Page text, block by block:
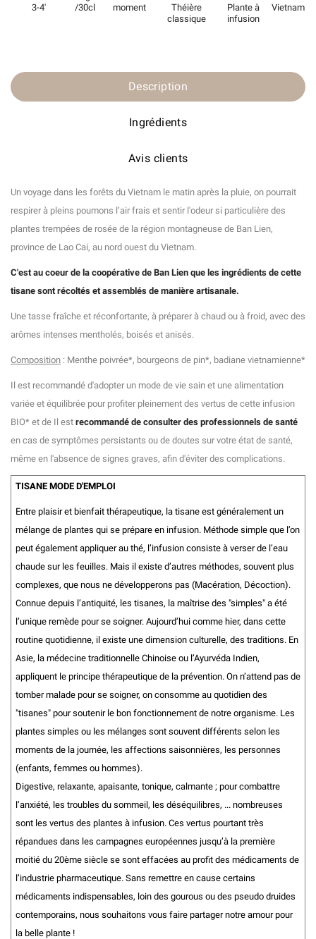
3-4'
/30cl
moment
Théière
classique
Plante à
infusion
Vietnam
Description
Ingrédients
Avis clients
Un voyage dans les forêts du Vietnam le matin après la pluie, on pourrait
respirer à pleins poumons l’air frais et sentir l'odeur si particulière des
plantes trempées de rosée de la région montagneuse de Ban Lien,
province de Lao Cai, au nord ouest du Vietnam.
C'est au coeur de la coopérative de Ban Lien que les ingrédients de cette
tisane sont récoltés et assemblés de manière artisanale.
Une tasse fraîche et réconfortante, à préparer à chaud ou à froid, avec des
arômes intenses mentholés, boisés et anisés.
Composition : Menthe poivrée*, bourgeons de pin*, badiane vietnamienne*
Il est recommandé d'adopter un mode de vie sain et une alimentation
variée et équilibrée pour profiter pleinement des vertus de cette infusion
BIO* et de Il est recommandé de consulter des professionnels de santé
en cas de symptômes persistants ou de doutes sur votre état de santé,
même en l'absence de signes graves, afin d'éviter des complications.
TISANE MODE D'EMPLOI
Entre plaisir et bienfait thérapeutique, la tisane est généralement un
mélange de plantes qui se prépare en infusion. Méthode simple que l’on
peut également appliquer au thé, l’infusion consiste à verser de l’eau
chaude sur les feuilles. Mais il existe d’autres méthodes, souvent plus
complexes, que nous ne développerons pas (Macération, Décoction).
Connue depuis l’antiquité, les tisanes, la maîtrise des "simples" a été
l’unique remède pour se soigner. Aujourd’hui comme hier, dans cette
routine quotidienne, il existe une dimension culturelle, des traditions. En
Asie, la médecine traditionnelle Chinoise ou l’Ayurvéda Indien,
appliquent le principe thérapeutique de la prévention. On n’attend pas de
tomber malade pour se soigner, on consomme au quotidien des
"tisanes" pour soutenir le bon fonctionnement de notre organisme. Les
plantes simples ou les mélanges sont souvent différents selon les
moments de la journée, les affections saisonnières, les personnes
(enfants, femmes ou hommes).
Digestive, relaxante, apaisante, tonique, calmante ; pour combattre
l’anxiété, les troubles du sommeil, les déséquilibres, ... nombreuses
sont les vertus des plantes à infusion. Ces vertus pourtant très
répandues dans les campagnes européennes jusqu’à la première
moitié du 20ème siècle se sont effacées au profit des médicaments de
l’industrie pharmaceutique. Sans remettre en cause certains
médicaments indispensables, loin des gourous ou des pseudo druides
contemporains, nous souhaitons vous faire partager notre amour pour
la belle plante !